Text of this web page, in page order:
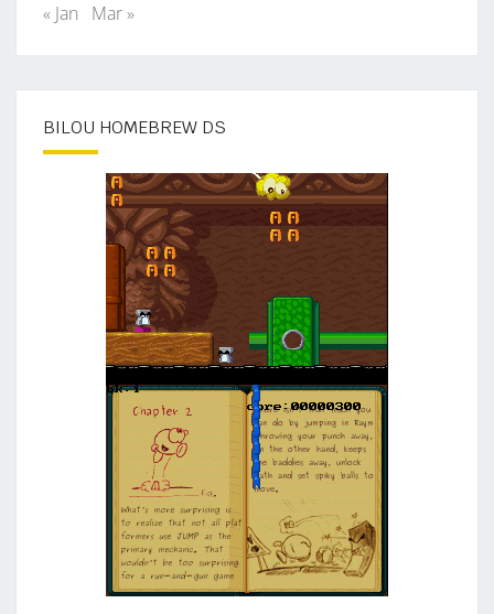
« Jan
Mar »
BILOU HOMEBREW DS